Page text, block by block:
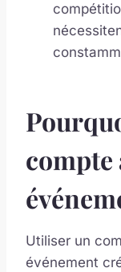
Utiliser un
événement